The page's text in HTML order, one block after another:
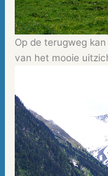
Op de terugweg
van het mooie